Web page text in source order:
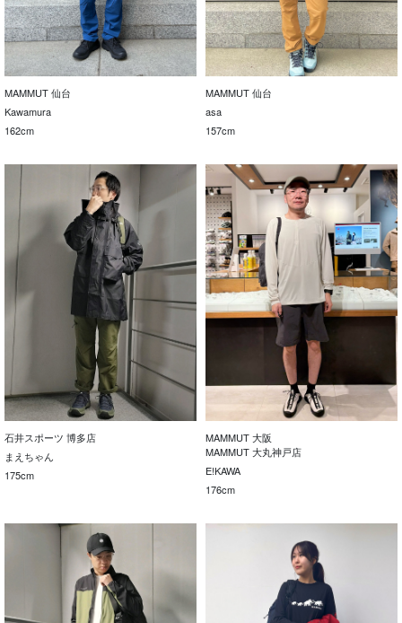
MAMMUT 仙台
Kawamura
162cm
MAMMUT 仙台
asa
157cm
石井スポーツ 博多店
まえちゃん
175cm
MAMMUT 大阪
MAMMUT 大丸神戸店
E!KAWA
176cm